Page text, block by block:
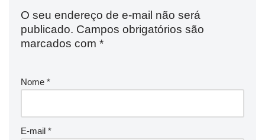
O seu endereço de e-mail não será
publicado. Campos obrigatórios são
marcados com *
Nome *
E-mail *